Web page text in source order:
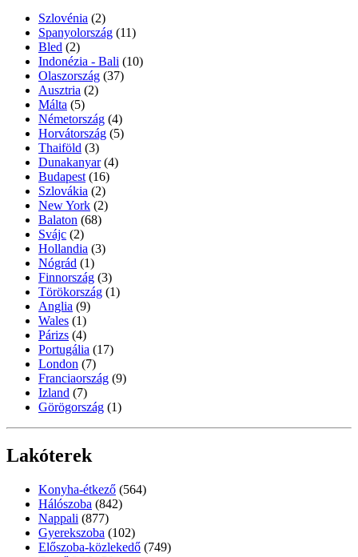
Szlovénia (2)
Spanyolország (11)
Bled (2)
Indonézia - Bali (10)
Olaszország (37)
Ausztria (2)
Málta (5)
Németország (4)
Horvátország (5)
Thaiföld (3)
Dunakanyar (4)
Budapest (16)
Szlovákia (2)
New York (2)
Balaton (68)
Svájc (2)
Hollandia (3)
Nógrád (1)
Finnország (3)
Törökország (1)
Anglia (9)
Wales (1)
Párizs (4)
Portugália (17)
London (7)
Franciaország (9)
Izland (7)
Görögország (1)
Lakóterek
Konyha-étkező (564)
Hálószoba (842)
Nappali (877)
Gyerekszoba (102)
Előszoba-közlekedő (749)